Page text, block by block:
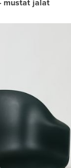
mustat jalat